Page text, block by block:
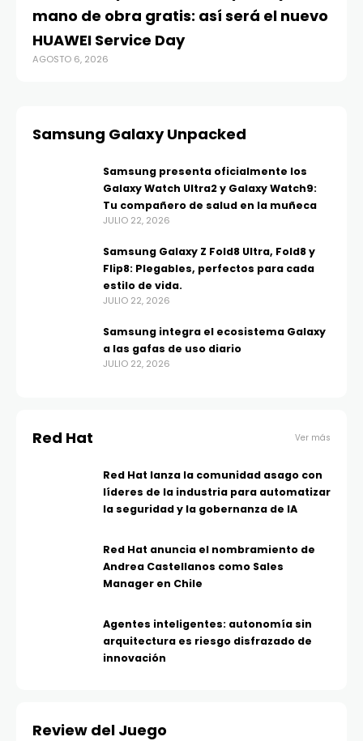
mano de obra gratis: así será el nuevo
HUAWEI Service Day
AGOSTO 6, 2026
Samsung Galaxy Unpacked
Samsung presenta oficialmente los
Galaxy Watch Ultra2 y Galaxy Watch9:
Tu compañero de salud en la muñeca
JULIO 22, 2026
Samsung Galaxy Z Fold8 Ultra, Fold8 y
Flip8: Plegables, perfectos para cada
estilo de vida.
JULIO 22, 2026
Samsung integra el ecosistema Galaxy
a las gafas de uso diario
JULIO 22, 2026
Red Hat Ver más
Red Hat lanza la comunidad asago con
líderes de la industria para automatizar
la seguridad y la gobernanza de IA
Red Hat anuncia el nombramiento de
Andrea Castellanos como Sales
Manager en Chile
Agentes inteligentes: autonomía sin
arquitectura es riesgo disfrazado de
innovación
Review del Juego